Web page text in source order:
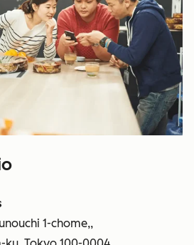
1-chome,,